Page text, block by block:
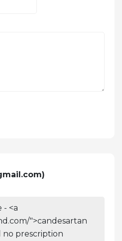
)
- <a
">candesartan
prescription